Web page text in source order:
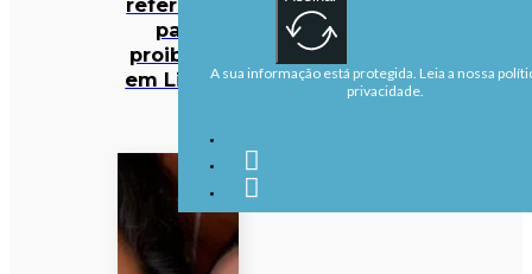
para
proibição
em LisboaA sua informação está protegida. Leia a nossa
privacidade.